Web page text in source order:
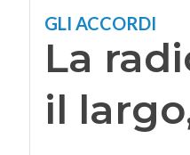
GLI ACCORDI
La
il